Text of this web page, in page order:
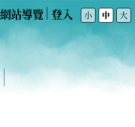
網站導覽 登入 小 中 大